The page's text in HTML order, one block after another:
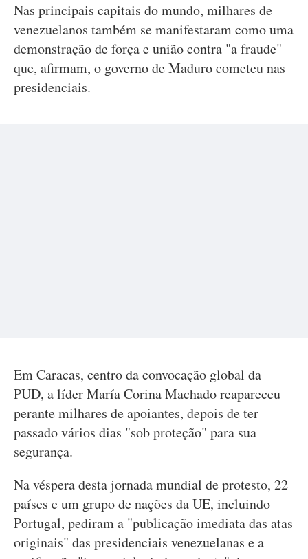
Nas principais capitais do mundo, milhares de
venezuelanos também se manifestaram como uma
demonstração de força e união contra "a fraude"
que, afirmam, o governo de Maduro cometeu nas
presidenciais.
Em Caracas, centro da convocação global da
PUD, a líder María Corina Machado reapareceu
perante milhares de apoiantes, depois de ter
passado vários dias "sob proteção" para sua
segurança.
Na véspera desta jornada mundial de protesto, 22
países e um grupo de nações da UE, incluindo
Portugal, pediram a "publicação imediata das atas
originais" das presidenciais venezuelanas e a